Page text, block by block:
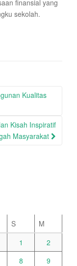
finansial yang
sekolah.
Kualitas
Kisah Inspiratif
Masyarakat
S
M
1
2
8
9